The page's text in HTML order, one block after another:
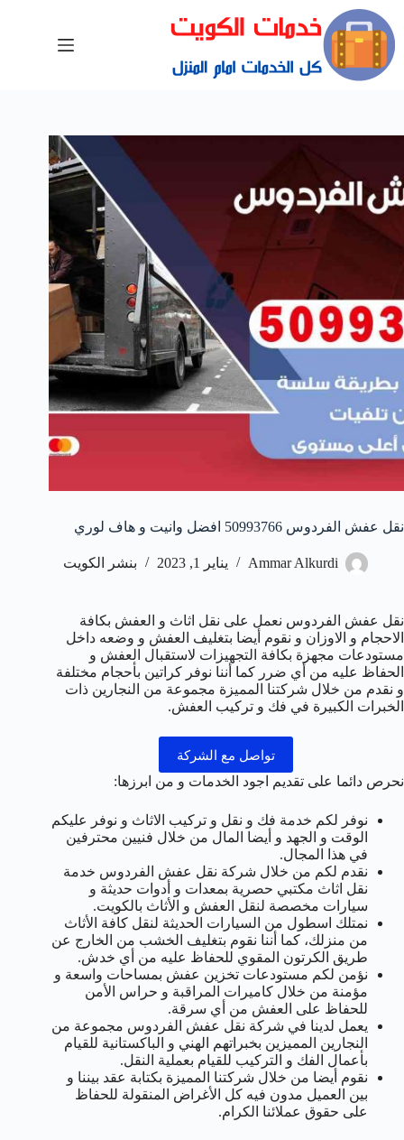
نقل عفش الفردوس 50993766 افضل وانيت و هاف لوري
Ammar Alkurdi يناير 1, 2023 بنشر الكويت
نقل عفش الفردوس نعمل على نقل اثاث و العفش بكافة
الاحجام و الاوزان و نقوم أيضا بتغليف العفش و وضعه داخل
مستودعات مجهزة بكافة التجهيزات لاستقبال العفش و
الحفاظ عليه من أي ضرر كما أننا نوفر كراتين بأحجام مختلفة
و نقدم من خلال شركتنا المميزة مجموعة من النجارين ذات
الخبرات الكبيرة في فك و تركيب العفش.
تواصل مع الشركة
نحرص دائما على تقديم اجود الخدمات و من ابرزها:
نوفر لكم خدمة فك و نقل و تركيب الاثاث و نوفر عليكم
الوقت و الجهد و أيضا المال من خلال فنيين محترفين
في هذا المجال.
نقدم لكم من خلال شركة نقل عفش الفردوس خدمة
نقل اثاث مكتبي حصرية بمعدات و أدوات حديثة و
سيارات مخصصة لنقل العفش و الأثاث بالكويت.
نمتلك اسطول من السيارات الحديثة لنقل كافة الأثاث
من منزلك، كما أننا نقوم بتغليف الخشب من الخارج عن
طريق الكرتون المقوي للحفاظ عليه من أي خدش.
نؤمن لكم مستودعات تخزين عفش بمساحات واسعة و
مؤمنة من خلال كاميرات المراقبة و حراس الأمن
للحفاظ على العفش من أي سرقة.
يعمل لدينا في شركة نقل عفش الفردوس مجموعة من
النجارين المميزين بخبراتهم الهني و الباكستانية للقيام
بأعمال الفك و التركيب للقيام بعملية النقل.
نقوم أيضا من خلال شركتنا المميزة بكتابة عقد بيننا و
بين العميل مدون فيه كل الأغراض المنقولة للحفاظ
على حقوق عملائنا الكرام.